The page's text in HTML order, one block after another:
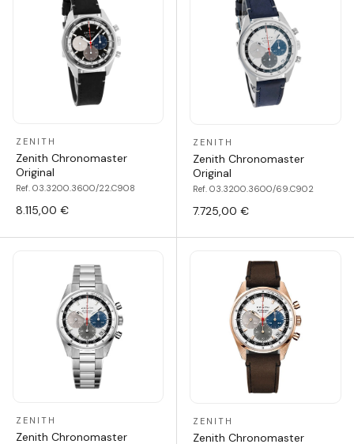
ZENITH
Zenith Chronomaster
Original
Ref. 03.3200.3600/22.C908
8.115,00 €
ZENITH
Zenith Chronomaster
Original
Ref. 03.3200.3600/69.C902
7.725,00 €
ZENITH
Zenith Chronomaster
ZENITH
Zenith Chronomaster